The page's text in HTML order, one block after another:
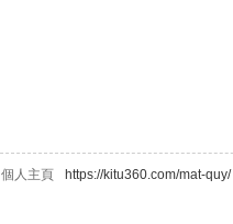
個人主頁 https://kitu360.com/mat-quy/